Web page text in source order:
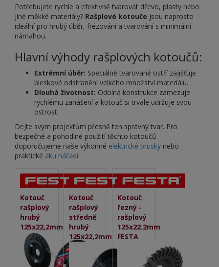
Potřebujete rychle a efektivně tvarovat dřevo, plasty nebo
jiné měkké materiály? Rašplové kotouče jsou naprosto
ideální pro hrubý úběr, frézování a tvarování s minimální
námahou.
Hlavní výhody rašplových kotoučů:
Extrémní úběr: Speciálně tvarované ostří zajišťuje
bleskové odstranění velkého množství materiálu.
Dlouhá životnost: Odolná konstrukce zamezuje
rychlému zanášení a kotouč si trvale udržuje svou
ostrost.
Dejte svým projektům přesně ten správný tvar. Pro
bezpečné a pohodlné použití těchto kotoučů
doporučujeme naše výkonné elektrické brusky nebo
praktické aku nářadí.
Kotouč
rašplový
hrubý
125x22,2mm
Kotouč
rašplový
středně
hrubý
125x22,2mm
Kotouč
řezný -
rašplový
125x22.2mm
FESTA